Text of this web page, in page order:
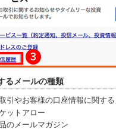
るメールの種類
引やお客様の口座情報に関す
ットアロー
のメールマガジン